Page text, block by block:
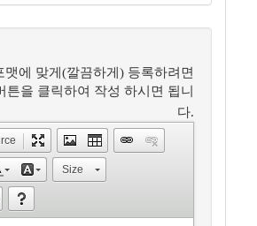
맷에 맞게(깔끔하게) 등록하려면
튼을 클릭하여 작성 하시면 됩니
다.
Size